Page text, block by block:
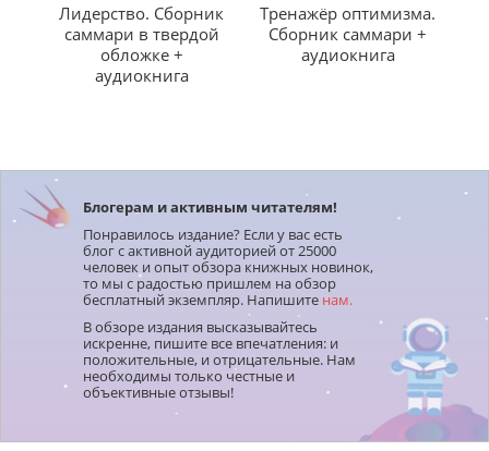
Лидерство. Сборник
саммари в твердой
обложке +
аудиокнига
Тренажёр оптимизма.
Сборник саммари +
аудиокнига
Блогерам и активным читателям!
Понравилось издание? Если у вас есть
блог с активной аудиторией от 25000
человек и опыт обзора книжных новинок,
то мы с радостью пришлем на обзор
бесплатный экземпляр. Напишите нам.
В обзоре издания высказывайтесь
искренне, пишите все впечатления: и
положительные, и отрицательные. Нам
необходимы только честные и
объективные отзывы!